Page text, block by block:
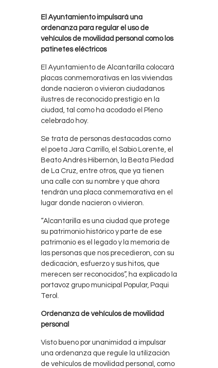
El Ayuntamiento impulsará una
ordenanza para regular el uso de
vehículos de movilidad personal como los
patinetes eléctricos
El Ayuntamiento de Alcantarilla colocará
placas conmemorativas en las viviendas
donde nacieron o vivieron ciudadanos
ilustres de reconocido prestigio en la
ciudad, tal como ha acodado el Pleno
celebrado hoy.
Se trata de personas destacadas como
el poeta Jara Carrillo, el Sabio Lorente, el
Beato Andrés Hibernón, la Beata Piedad
de La Cruz, entre otros, que ya tienen
una calle con su nombre y que ahora
tendrán una placa conmemorativa en el
lugar donde nacieron o vivieron.
“Alcantarilla es una ciudad que protege
su patrimonio histórico y parte de ese
patrimonio es el legado y la memoria de
las personas que nos precedieron, con su
dedicación, esfuerzo y sus hitos, que
merecen ser reconocidos”, ha explicado la
portavoz grupo municipal Popular, Paqui
Terol.
Ordenanza de vehículos de movilidad
personal
Visto bueno por unanimidad a impulsar
una ordenanza que regule la utilización
de vehículos de movilidad personal, como